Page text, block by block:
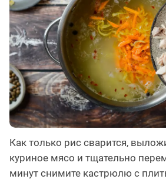
Как только рис сварится,
куриное мясо и тщательно
минут снимите кастрюлю с